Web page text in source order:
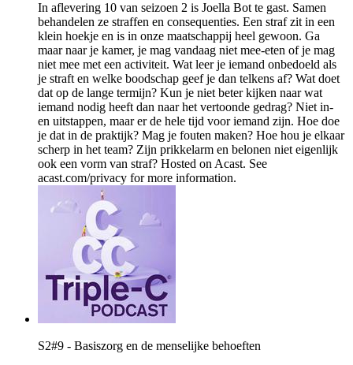
In aflevering 10 van seizoen 2 is Joella Bot te gast. Samen
behandelen ze straffen en consequenties. Een straf zit in een
klein hoekje en is in onze maatschappij heel gewoon. Ga
maar naar je kamer, je mag vandaag niet mee-eten of je mag
niet mee met een activiteit. Wat leer je iemand onbedoeld als
je straft en welke boodschap geef je dan telkens af? Wat doet
dat op de lange termijn? Kun je niet beter kijken naar wat
iemand nodig heeft dan naar het vertoonde gedrag? Niet in-
en uitstappen, maar er de hele tijd voor iemand zijn. Hoe doe
je dat in de praktijk? Mag je fouten maken? Hoe hou je elkaar
scherp in het team? Zijn prikkelarm en belonen niet eigenlijk
ook een vorm van straf? Hosted on Acast. See
acast.com/privacy for more information.
S2#9 - Basiszorg en de menselijke behoeften